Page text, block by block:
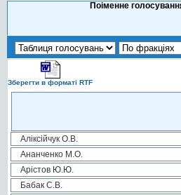
Поіменне
Зберегти в форматі RTF
Аліксійчук О.В.
Ананченко М.О.
Арістов Ю.Ю.
Бабак С.В.